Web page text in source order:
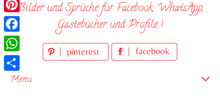
Bilder und Sprüche für Facebook, WhatsApp,
Gästebücher und Profile !
Menu
Pinterest
Facebook
WhatsApp
Teilen